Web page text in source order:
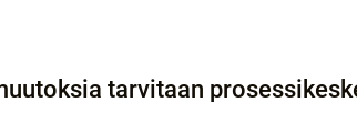
tarvitaan